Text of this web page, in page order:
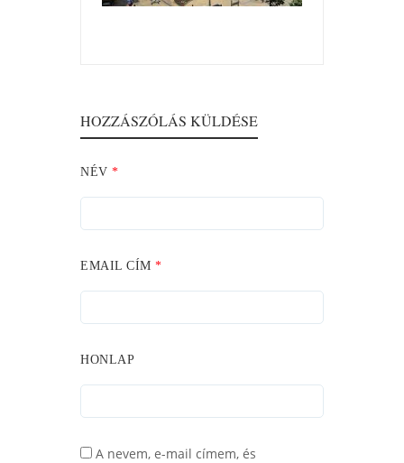
HOZZÁSZÓLÁS KÜLDÉSE
NÉV *
EMAIL CÍM *
HONLAP
A nevem, e-mail címem, és